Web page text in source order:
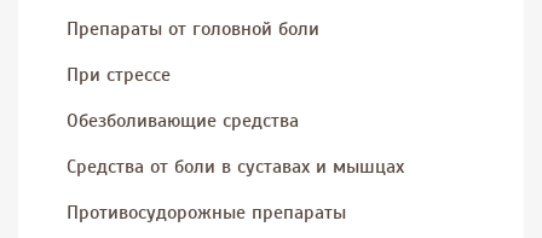
Препараты от головной боли
При стрессе
Обезболивающие средства
Средства от боли в суставах и мышцах
Противосудорожные препараты